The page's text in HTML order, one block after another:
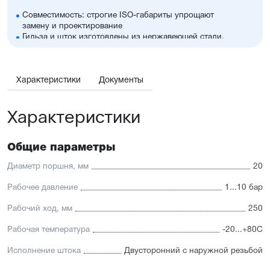
Совместимость: строгие ISO-габариты упрощают
замену и проектирование
Гильза и шток изготовлены из нержавеющей стали,
множество других полезных опций
Отличительные черты:
Простой монтаж в ограниченном пространстве
Низкий уровень шума работы
частиц в полость цилиндра
Характеристики Документы
Характеристики
Общие параметры
Диаметр поршня, мм 20
Рабочее давление 1...10 бар
Рабочий ход, мм 250
Рабочая температура -20...+80С
Исполнение штока Двусторонний с наружной резьбой